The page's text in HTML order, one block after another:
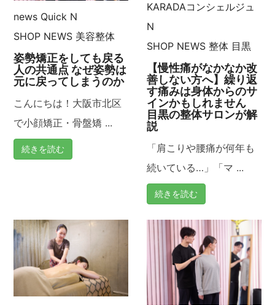
news Quick N
SHOP NEWS 美容整体
姿勢矯正をしても戻る
人の共通点 なぜ姿勢は
元に戻ってしまうのか
こんにちは！大阪市北区
で小顔矯正・骨盤矯 ...
続きを読む
KARADAコンシェルジュ
N
SHOP NEWS 整体 目黒
【慢性痛がなかなか改
善しない方へ】繰り返
す痛みは身体からのサ
インかもしれません
目黒の整体サロンが解
説
「肩こりや腰痛が何年も
続いている…」「マ ...
続きを読む